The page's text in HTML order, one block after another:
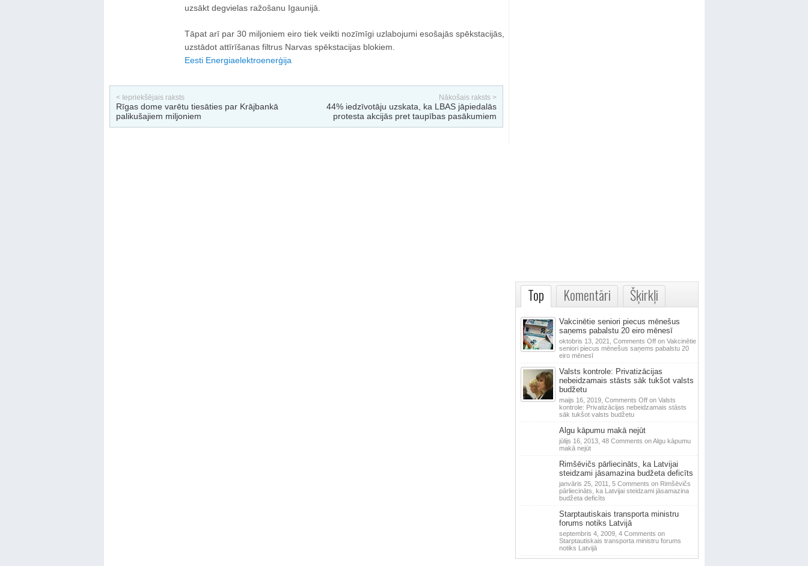
uzsākt degvielas ražošanu Igaunijā.
Tāpat arī par 30 miljoniem eiro tiek veikti nozīmīgi uzlabojumi esošajās spēkstacijās,
uzstādot attīrīšanas filtrus Narvas spēkstacijas blokiem.
Eesti Energiaelektroenerģija
< Iepriekšējais raksts
Rīgas dome varētu tiesāties par Krājbankā
palikušajiem miljoniem
Nākošais raksts >
44% iedzīvotāju uzskata, ka LBAS jāpiedalās
protesta akcijās pret taupības pasākumiem
Top Komentāri Šķirkļi
Vakcinētie seniori piecus mēnešus
saņems pabalstu 20 eiro mēnesī
oktobris 13, 2021, Comments Offon Vakcinētie
seniori piecus mēnešus saņems pabalstu 20
eiro mēnesī
Valsts kontrole: Privatizācijas
nebeidzamais stāsts sāk tukšot valsts
budžetu
maijs 16, 2019, Comments Offon Valsts
kontrole: Privatizācijas nebeidzamais stāsts
sāk tukšot valsts budžetu
Algu kāpumu makā nejūt
jūlijs 16, 2013, 48 Comments on Algu kāpumu
makā nejūt
Rimšēvičs pārliecināts, ka Latvijai
steidzami jāsamazina budžeta deficīts
janvāris 25, 2011, 5 Comments on Rimšēvičs
pārliecināts, ka Latvijai steidzami jāsamazina
budžeta deficīts
Starptautiskais transporta ministru
forums notiks Latvijā
septembris 4, 2009, 4 Comments on
Starptautiskais transporta ministru forums
notiks Latvijā